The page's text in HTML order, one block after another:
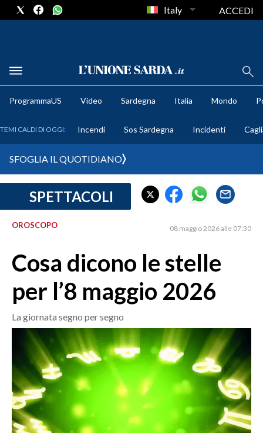
METEO
CRONACA SARDEGNA
MEDIO CAMPIDANO
ORISTANO E PROVINCIA
SASSARI E PROVINCIA
GALLURA
NUORO E PROVINCIA
OGLIASTRA
AGENDA
CRONACA
ITALIA
Italy ACCEDI
ProgrammaUS Video Sardegna Italia Mondo
TEMI CALDI DI OGGI: Incendi Sos Sardegna Incidenti
SFOGLIA IL QUOTIDIANO
SPETTACOLI
OROSCOPO 08 maggio 2026 alle 07:30
Cosa dicono le stelle
per l’8 maggio 2026
La giornata segno per segno